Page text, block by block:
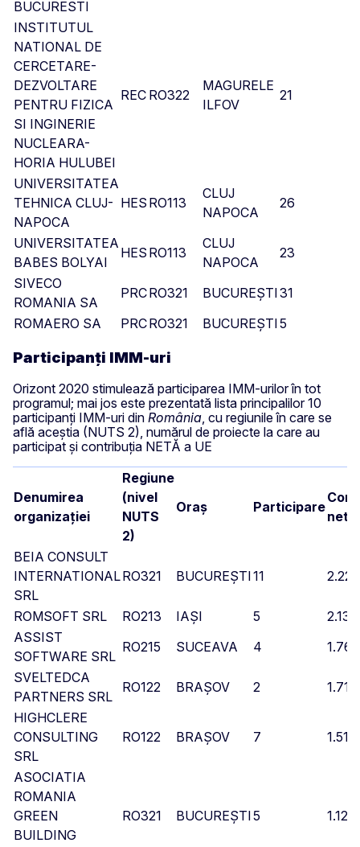
BUCURESTI
INSTITUTUL
NATIONAL DE
CERCETARE-
DEZVOLTARE
PENTRU FIZICA
SI INGINERIE
NUCLEARA-
HORIA HULUBEI
REC RO322
MAGURELE
ILFOV
21
UNIVERSITATEA
TEHNICA CLUJ-
NAPOCA
HES RO113
CLUJ
NAPOCA
26
UNIVERSITATEA
BABES BOLYAI
HES RO113
CLUJ
NAPOCA
23
SIVECO
ROMANIA SA
PRCRO321 BUCUREȘTI31
ROMAERO SA
PRCRO321 BUCUREȘTI5
Participanți IMM-uri
Orizont 2020 stimulează participarea IMM-urilor în tot
programul; mai jos este prezentată lista principalilor 10
participanți IMM-uri din România , cu regiunile în care se
află aceștia (NUTS 2), numărul de proiecte la care au
participat și contribuția NETĂ a UE
Denumirea
organizației
Regiune
(nivel
NUTS
2)
Oraș Participare
netă
BEIA CONSULT
INTERNATIONAL
SRL
RO321 BUCUREȘTI11
ROMSOFT SRL RO213 IAȘI 5
ASSIST
SOFTWARE SRL
RO215 SUCEAVA 4
SVELTEDCA
PARTNERS SRL
RO122 BRAȘOV 2
HIGHCLERE
CONSULTING
SRL
RO122 BRAȘOV 7
ASOCIATIA
ROMANIA
GREEN
BUILDING
RO321 BUCUREȘTI5